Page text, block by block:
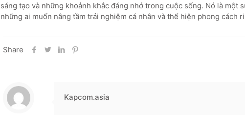
sáng tạo và những khoảnh khắc đáng nhớ trong cuộc sống. Nó là một
những ai muốn nâng tầm trải nghiệm cá nhân và thể hiện phong cách
Share
Kapcom.asia